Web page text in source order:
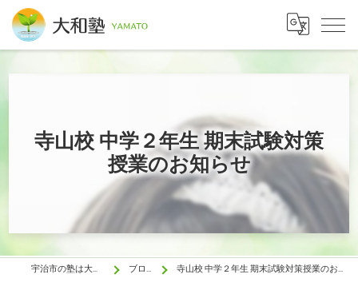
寺山校 中学２年生 期末試験対策
授業のお知らせ
宇治市の塾は大和塾 ブログ 寺山校 中学２年生 期末試験対策授業のお知らせ